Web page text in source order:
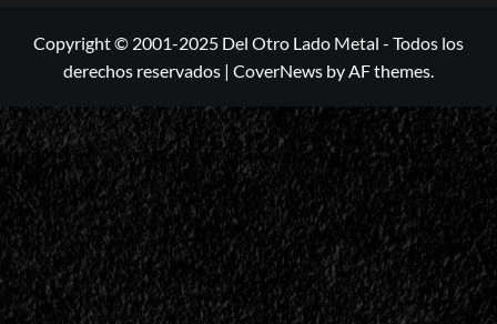
Copyright © 2001-2025 Del Otro Lado Metal - Todos los
derechos reservados | CoverNews by AF themes.